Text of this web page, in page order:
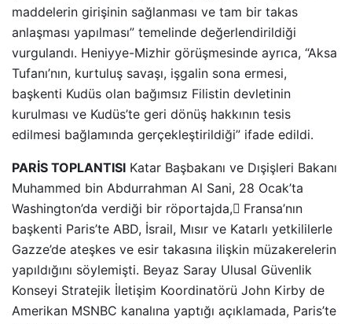
maddelerin girişinin sağlanması ve tam bir takas
anlaşması yapılması” temelinde değerlendirildiği
vurgulandı. Heniyye-Mizhir görüşmesinde ayrıca, “Aksa
Tufanı’nın, kurtuluş savaşı, işgalin sona ermesi,
başkenti Kudüs olan bağımsız Filistin devletinin
kurulması ve Kudüs’te geri dönüş hakkının tesis
edilmesi bağlamında gerçekleştirildiği” ifade edildi.
PARİS TOPLANTISI Katar Başbakanı ve Dışişleri Bakanı
Muhammed bin Abdurrahman Al Sani, 28 Ocak’ta
Washington’da verdiği bir röportajda, َFransa’nın
başkenti Paris’te ABD, İsrail, Mısır ve Katarlı yetkililerle
Gazze’de ateşkes ve esir takasına ilişkin müzakerelerin
yapıldığını söylemişti. Beyaz Saray Ulusal Güvenlik
Konseyi Stratejik İletişim Koordinatörü John Kirby de
Amerikan MSNBC kanalına yaptığı açıklamada, Paris’te